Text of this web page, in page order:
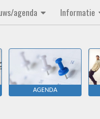
agenda Informatie
AGENDA